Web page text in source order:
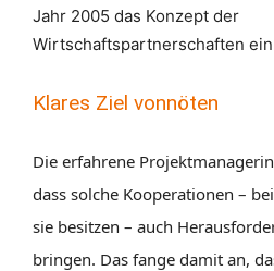
Jahr 2005 das Konzept der
Wirtschaftspartnerschaften
Klares Ziel vonnöten
Die erfahrene
dass solche Kooperationen –
sie besitzen – auch
bringen. Das fange damit an,